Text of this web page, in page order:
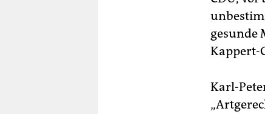
gesunde
Kappert-
Karl-